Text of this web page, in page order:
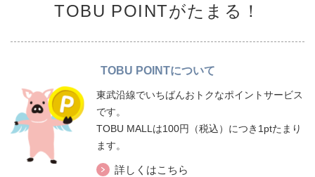
TOBU POINTがたまる！
TOBU POINTについて
東武沿線でいちばんおトクなポイントサービス
です。
TOBU MALLは100円（税込）につき1ptたまり
ます。
詳しくはこちら